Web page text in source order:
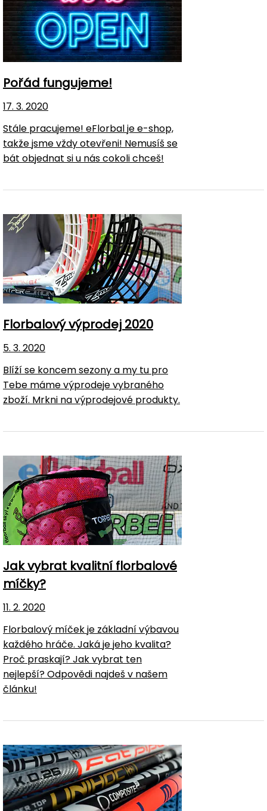
Pořád fungujeme!
17. 3. 2020
Stále pracujeme! eFlorbal je e-shop,
takže jsme vždy otevřeni! Nemusíš se
bát objednat si u nás cokoli chceš!
Florbalový výprodej 2020
5. 3. 2020
Blíží se koncem sezony a my tu pro
Tebe máme výprodeje vybraného
zboží. Mrkni na výprodejové produkty.
Jak vybrat kvalitní florbalové
míčky?
11. 2. 2020
Florbalový míček je základní výbavou
každého hráče. Jaká je jeho kvalita?
Proč praskají? Jak vybrat ten
nejlepší? Odpovědi najdeš v našem
článku!